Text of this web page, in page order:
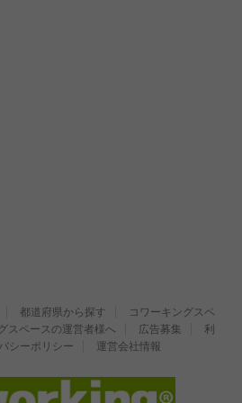
都道府県から探す
コワーキングスペ
スペースの運営者様へ 広告募集
利
シーポリシー 運営会社情報